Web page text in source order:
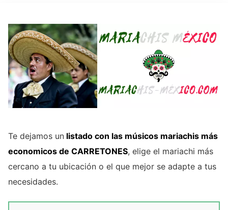
Te dejamos un listado con las músicos mariachis más
economicos de CARRETONES, elige el mariachi más
cercano a tu ubicación o el que mejor se adapte a tus
necesidades.